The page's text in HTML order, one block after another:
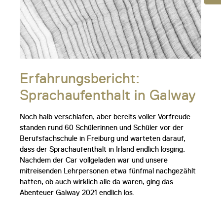
Erfahrungsbericht:
Sprachaufenthalt in Galway
Noch halb verschlafen, aber bereits voller Vorfreude
standen rund 60 Schülerinnen und Schüler vor der
Berufsfachschule in Freiburg und warteten darauf,
dass der Sprachaufenthalt in Irland endlich losging.
Nachdem der Car vollgeladen war und unsere
mitreisenden Lehrpersonen etwa fünfmal nachgezählt
hatten, ob auch wirklich alle da waren, ging das
Abenteuer Galway 2021 endlich los.